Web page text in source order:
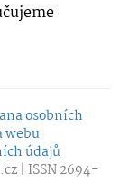
osobních
webu
údajů
| ISSN 2694-